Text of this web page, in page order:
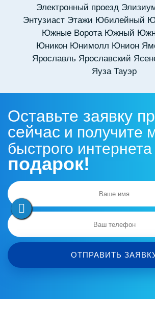
Электронный проезд
Энтузиаст Этажи Юбилейный
Южные Ворота Южный
Юникон Юнимолл Юнион
Ярославль Ярославский
Яуза Тауэр
Оставьте заявку
сейчас и получите
быстрого интернета
подарок!
ОТПРАВИТЬ